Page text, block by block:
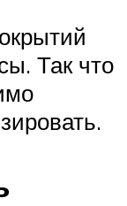
Так что